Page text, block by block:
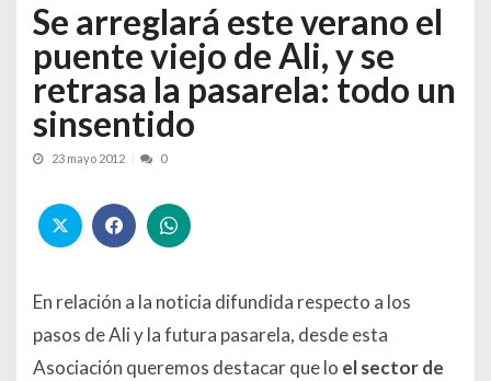
Se arreglará este verano el
puente viejo de Ali, y se
retrasa la pasarela: todo un
sinsentido
23 mayo 2012 0
En relación a la noticia difundida respecto a los
pasos de Ali y la futura pasarela, desde esta
Asociación queremos destacar que lo el sector de